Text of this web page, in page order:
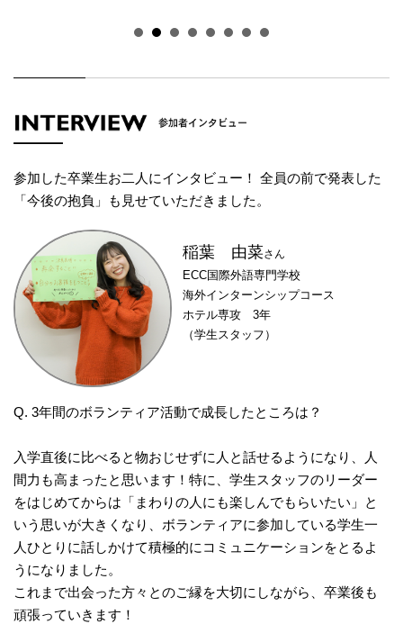
参加した卒業生お二人にインタビュー！ 全員の前で発表した
「今後の抱負」も見せていただきました。
稲葉 由菜さん
ECC国際外語専門学校
海外インターンシップコース
ホテル専攻 3年
（学生スタッフ）
Q. 3年間のボランティア活動で成長したところは？
入学直後に比べると物おじせずに人と話せるようになり、人
間力も高まったと思います！特に、学生スタッフのリーダー
をはじめてからは「まわりの人にも楽しんでもらいたい」と
いう思いが大きくなり、ボランティアに参加している学生一
人ひとりに話しかけて積極的にコミュニケーションをとるよ
うになりました。
これまで出会った方々とのご縁を大切にしながら、卒業後も
頑張っていきます！